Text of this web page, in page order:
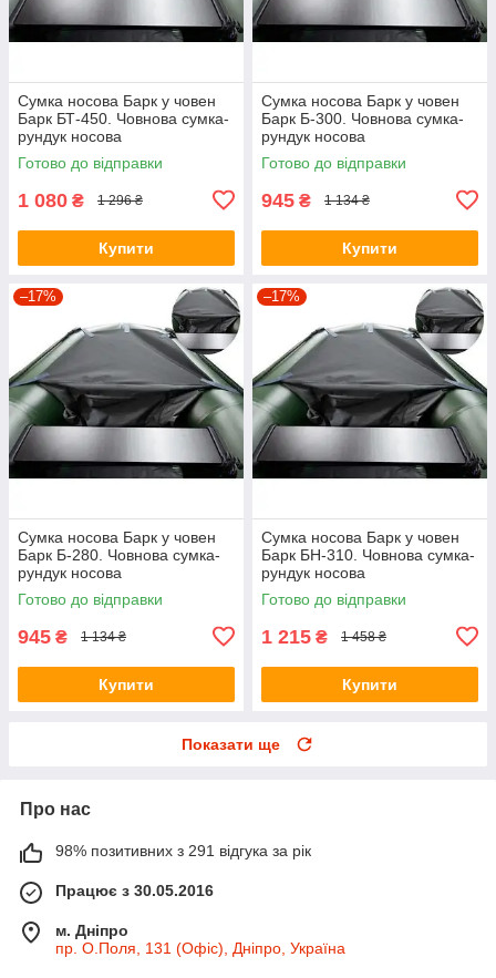
Сумка носова Барк у човен
Барк БТ-450. Човнова сумка-
рундук носова
Готово до відправки
1 080 ₴ 1 296 ₴
Купити
Сумка носова Барк у човен
Барк Б-300. Човнова сумка-
рундук носова
Готово до відправки
945 ₴ 1 134 ₴
Купити
–17%
Сумка носова Барк у човен
Барк Б-280. Човнова сумка-
рундук носова
Готово до відправки
945 ₴ 1 134 ₴
Купити
–17%
Сумка носова Барк у човен
Барк БН-310. Човнова сумка-
рундук носова
Готово до відправки
1 215 ₴ 1 458 ₴
Купити
Показати ще
Про нас
98% позитивних з 291 відгука за рік
Працює з 30.05.2016
м. Дніпро
пр. О.Поля, 131 (Офіс), Дніпро, Україна